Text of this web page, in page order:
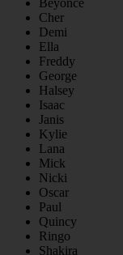
Cher
Demi
Ella
Freddy
George
Halsey
Isaac
Janis
Kylie
Lana
Mick
Nicki
Oscar
Paul
Quincy
Ringo
Shakira